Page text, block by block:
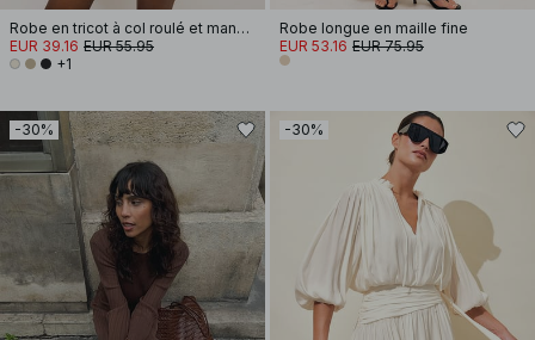
Robe en tricot à col roulé et manches ballon
EUR 39.16 EUR 55.95
+1
Robe longue en maille fine
EUR 53.16 EUR 75.95
-30% -30%